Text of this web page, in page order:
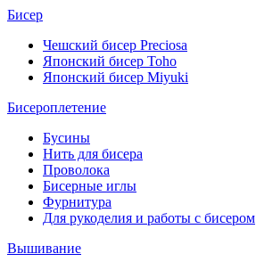
Бисер
Чешский бисер Preciosa
Японский бисер Toho
Японский бисер Miyuki
Бисероплетение
Бусины
Нить для бисера
Проволока
Бисерные иглы
Фурнитура
Для рукоделия и работы с бисером
Вышивание